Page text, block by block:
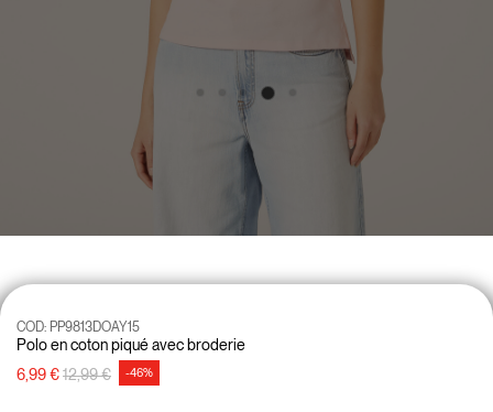
Polo en coton piqué avec broderie
COD: PP9813DOAY15
6,99 €Prix réduit de
12,99 €à -46%